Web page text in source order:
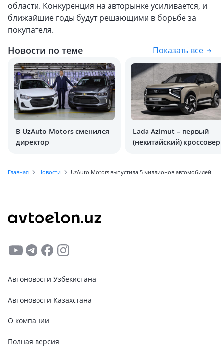
области. Конкуренция на авторынке усиливается, и
ближайшие годы будут решающими в борьбе за
покупателя.
Новости по теме Показать все
В UzAuto Motors сменился
директор
Lada Azimut – первый
(некитайский)
Главная Новости UzAuto Motors выпустила 5 миллионов автомобилей
Автоновости Узбекистана
Автоновости Казахстана
О компании
Полная версия